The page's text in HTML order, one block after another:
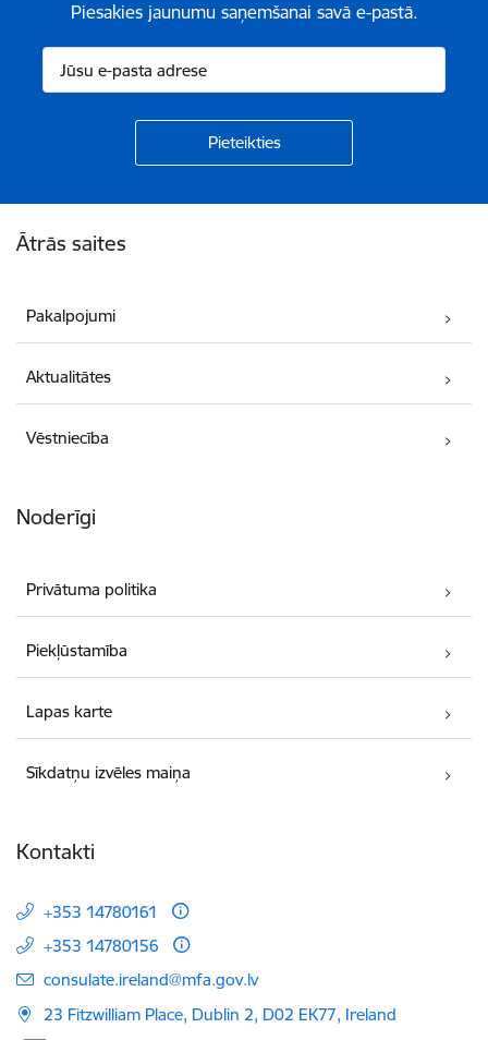
Piesakies jaunumu saņemšanai savā e-pastā.
Ātrās saites
Pakalpojumi
Aktualitātes
Vēstniecība
Noderīgi
Privātuma politika
Piekļūstamība
Lapas karte
Sīkdatņu izvēles maiņa
Kontakti
+353 14780161
+353 14780156
E-pasts:
consulate.ireland@mfa.gov.lv
23 Fitzwilliam Place, Dublin 2, D02 EK77, Ireland